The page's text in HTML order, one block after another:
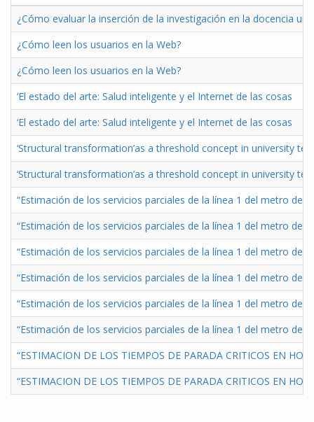
¿Cómo evaluar la inserción de la investigación en la docencia
¿Cómo leen los usuarios en la Web?
¿Cómo leen los usuarios en la Web?
‘El estado del arte: Salud inteligente y el Internet de las cosas
‘El estado del arte: Salud inteligente y el Internet de las cosas
‘Structural transformation’as a threshold concept in university
‘Structural transformation’as a threshold concept in university
“Estimación de los servicios parciales de la línea 1 del metro de
“Estimación de los servicios parciales de la línea 1 del metro de
“Estimación de los servicios parciales de la línea 1 del metro de
“Estimación de los servicios parciales de la línea 1 del metro de
“Estimación de los servicios parciales de la línea 1 del metro de
“Estimación de los servicios parciales de la línea 1 del metro de
“ESTIMACION DE LOS TIEMPOS DE PARADA CRITICOS EN
“ESTIMACION DE LOS TIEMPOS DE PARADA CRITICOS EN